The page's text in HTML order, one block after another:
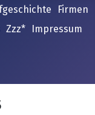
Firmen
Zzz* Impressum